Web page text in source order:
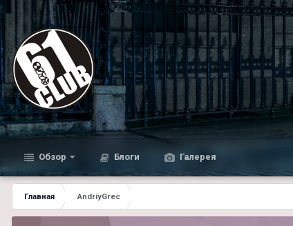
Обзор Блоги Галерея
Главная AndriyGrec